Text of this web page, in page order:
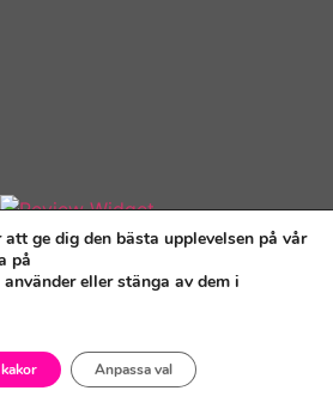
ge dig den bästa upplevelsen på vår
på
eller stänga av dem i
Anpassa val